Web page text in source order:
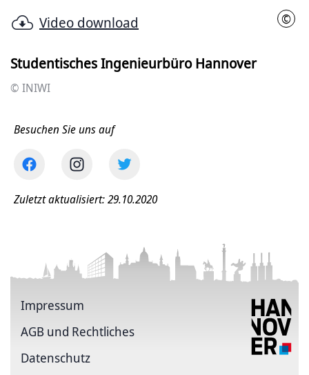
©
Video download
Studentisches Ingenieurbüro Hannover
© INIWI
Besuchen Sie uns auf
Zuletzt aktualisiert: 29.10.2020
Impressum
AGB und Rechtliches
Datenschutz